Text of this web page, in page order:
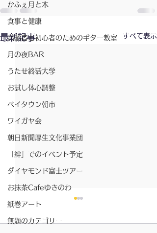
かふぇ月と木
食事と健康
高齢者と初心者のためのギター教室
月の夜BAR
うたせ終活大学
お試し体心調整
ベイタウン朝市
ワイガヤ会
朝日新聞厚生文化事業団
「絆」でのイベント予定
ダイヤモンド富士ツアー
お抹茶Cafeゆきのわ
紙巻アート
無題のカテゴリー
最新記事 すべて表示